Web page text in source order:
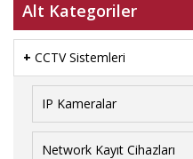
Alt Kategoriler
+ CCTV Sistemleri
IP Kameralar
Network Kayıt Cihazları